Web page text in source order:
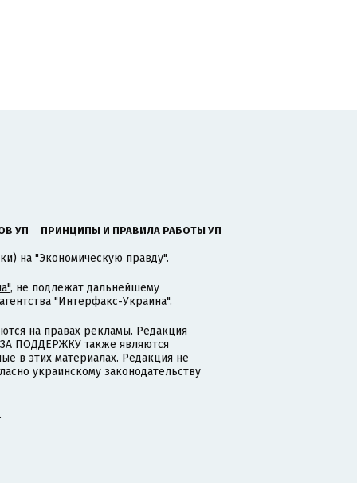
УП ПРИНЦИПЫ И ПРАВИЛА РАБОТЫ УП
на "Экономическую правду".
, не подлежат дальнейшему
"Интерфакс-Украина".
на правах рекламы. Редакция
ПОДДЕРЖКУ также являются
в этих материалах. Редакция не
украинскому законодательству